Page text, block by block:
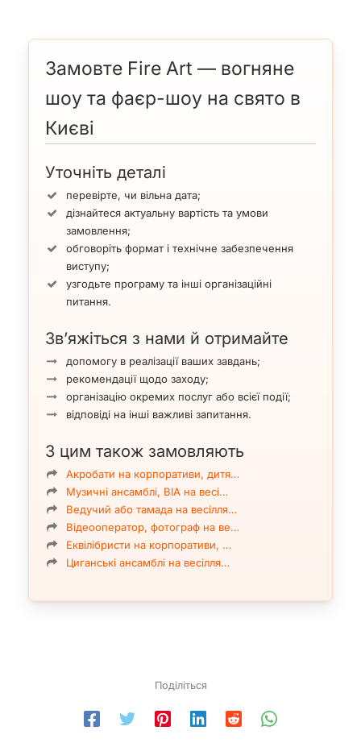
Замовте Fire Art — вогняне
шоу та фаєр-шоу на свято в
Києві
Уточніть деталі
перевірте, чи вільна дата;
дізнайтеся актуальну вартість та умови
замовлення;
обговоріть формат і технічне забезпечення
виступу;
узгодьте програму та інші організаційні
питання.
Зв’яжіться з нами й отримайте
допомогу в реалізації ваших завдань;
рекомендації щодо заходу;
організацію окремих послуг або всієї події;
відповіді на інші важливі запитання.
З цим також замовляють
Акробати на корпоративи, дитя…
Музичні ансамблі, ВІА на весі…
Ведучий або тамада на весілля…
Відеооператор, фотограф на ве…
Еквілібристи на корпоративи, …
Циганські ансамблі на весілля…
Поділіться